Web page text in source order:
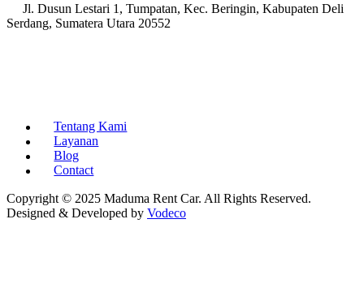
Jl. Dusun Lestari 1, Tumpatan, Kec. Beringin, Kabupaten Deli
Serdang, Sumatera Utara 20552
Tentang Kami
Layanan
Blog
Contact
Copyright © 2025 Maduma Rent Car. All Rights Reserved.
Designed & Developed by Vodeco